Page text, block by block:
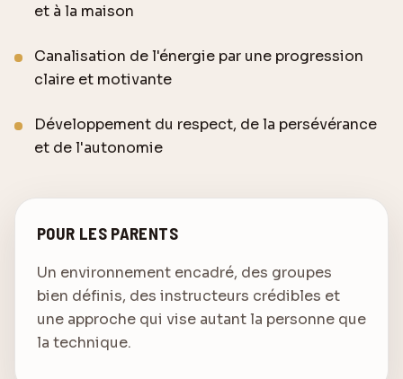
et à la maison
Canalisation de l'énergie par une progression
claire et motivante
Développement du respect, de la persévérance
et de l'autonomie
POUR LES PARENTS
Un environnement encadré, des groupes
bien définis, des instructeurs crédibles et
une approche qui vise autant la personne que
la technique.